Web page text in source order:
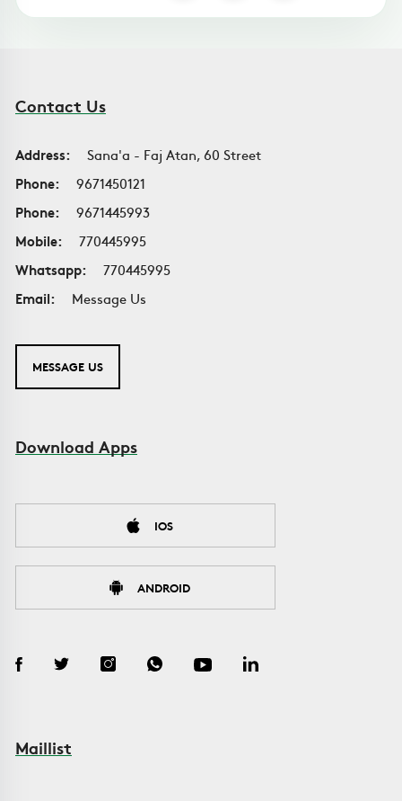
Contact Us
Address:
Sana'a - Faj Atan, 60 Street
Phone:
9671450121
Phone:
9671445993
Mobile:
770445995
Whatsapp:
770445995
Email:
Message Us
MESSAGE US
Download Apps
IOS
ANDROID
Maillist